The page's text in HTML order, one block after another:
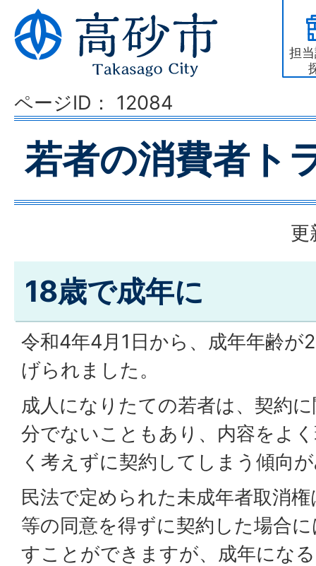
担
ページID： 12084
若者の消費者ト
更
18歳で成年に
令和4年4月1日から、成年年齢が
げられました。
成人になりたての若者は、契約
分でないこともあり、内容をよ
く考えずに契約してしまう傾向
民法で定められた未成年者取消
等の同意を得ずに契約した場合
すことができますが、成年にな